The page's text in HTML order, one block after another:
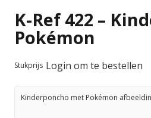
K-Ref 422 –
Pokémon
Stukprijs Login om te bestellen
Kinderponcho met Pokémon